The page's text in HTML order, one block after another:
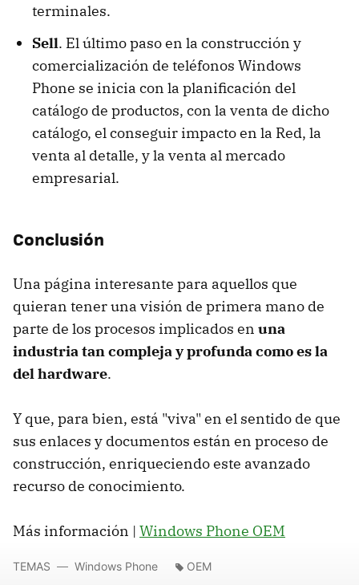
terminales.
Sell. El último paso en la construcción y
comercialización de teléfonos Windows
Phone se inicia con la planificación del
catálogo de productos, con la venta de dicho
catálogo, el conseguir impacto en la Red, la
venta al detalle, y la venta al mercado
empresarial.
Conclusión
Una página interesante para aquellos que
quieran tener una visión de primera mano de
parte de los procesos implicados en una
industria tan compleja y profunda como es la
del hardware.
Y que, para bien, está "viva" en el sentido de que
sus enlaces y documentos están en proceso de
construcción, enriqueciendo este avanzado
recurso de conocimiento.
Más información | Windows Phone OEM
TEMAS Windows Phone OEM